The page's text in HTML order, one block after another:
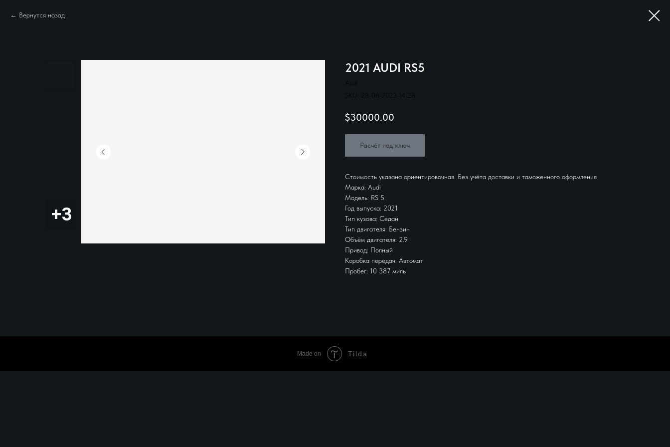
Вернутся назад
2021 AUDI RS5
Audi
SKU:
28-06-2023-14-28
$30000.00
Расчёт под ключ
Стоимость указана ориентировочная. Без учёта доставки и таможенного оформления
Марка: Audi
Модель: RS 5
Год выпуска: 2021
Тип кузова: Седан
Тип двигателя: Бензин
Объём двигателя: 2.9
Привод: Полный
Коробка передач: Автомат
Пробег: 10 387 миль
Made on Tilda